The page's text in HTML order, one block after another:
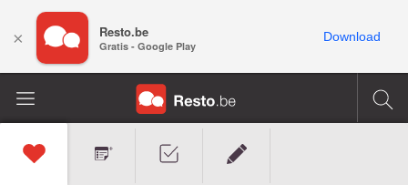
× Resto.be
Gratis - Google Play
Download